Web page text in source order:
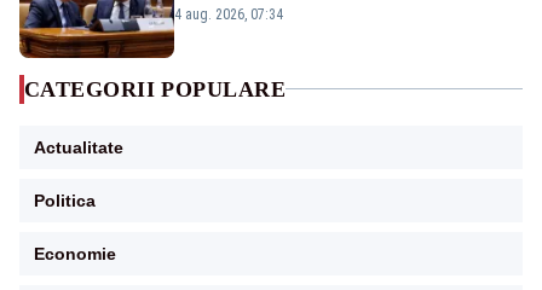
urmărind șobolani imaginari”
4 aug. 2026, 07:34
CATEGORII POPULARE
Actualitate
Politica
Economie